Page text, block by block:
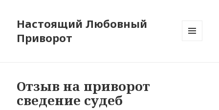
Настоящий Любовный
Приворот
Отзыв на приворот
сведение судеб